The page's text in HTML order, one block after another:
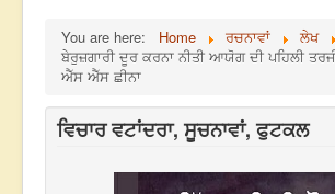
You are here: Home ਰਚਨਾਵਾਂ
ਲੇਖ
ਬੇਰੁਜ਼ਗਾਰੀ ਦੂਰ ਕਰਨਾ ਨੀਤੀ ਆਯੋਗ ਦੀ ਪਹਿਲੀ
ਐੱਸ ਐੱਸ ਛੀਨਾ
ਵਿਚਾਰ ਵਟਾਂਦਰਾ, ਸੂਚਨਾਵਾਂ, ਫੁਟਕਲ